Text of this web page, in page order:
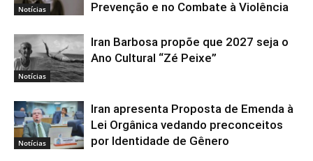
Notícias
Prevenção e no Combate à Violência
Notícias
Iran Barbosa propõe que 2027 seja o
Ano Cultural “Zé Peixe”
Notícias
Iran apresenta Proposta de Emenda à
Lei Orgânica vedando preconceitos
por Identidade de Gênero